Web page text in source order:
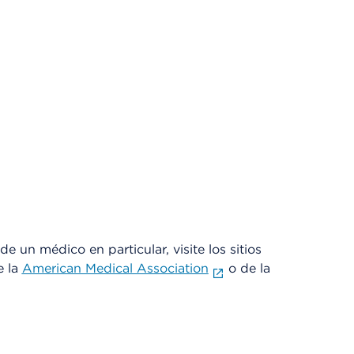
un médico en particular, visite los sitios
la American Medical Association o de la